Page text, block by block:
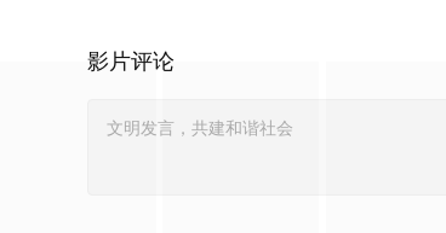
影片评论